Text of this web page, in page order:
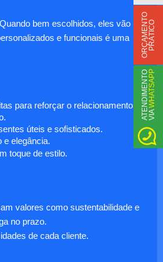
bem escolhidos, eles vão
e funcionais é uma
para reforçar o relacionamento
úteis e sofisticados.
e elegância.
toque de estilo.
valores como sustentabilidade e
no prazo.
de cada cliente.
O
R
Ç
A
M
E
N
T
O
P
R
Á
T
I
CO
A
TE
N
D
I
M
E
N
T
O
V
I
AWHATSAPP